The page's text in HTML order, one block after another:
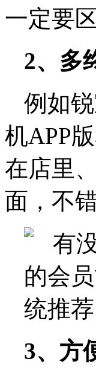
一定要
2、多
例如
机APP
在店里
面，不
3、方